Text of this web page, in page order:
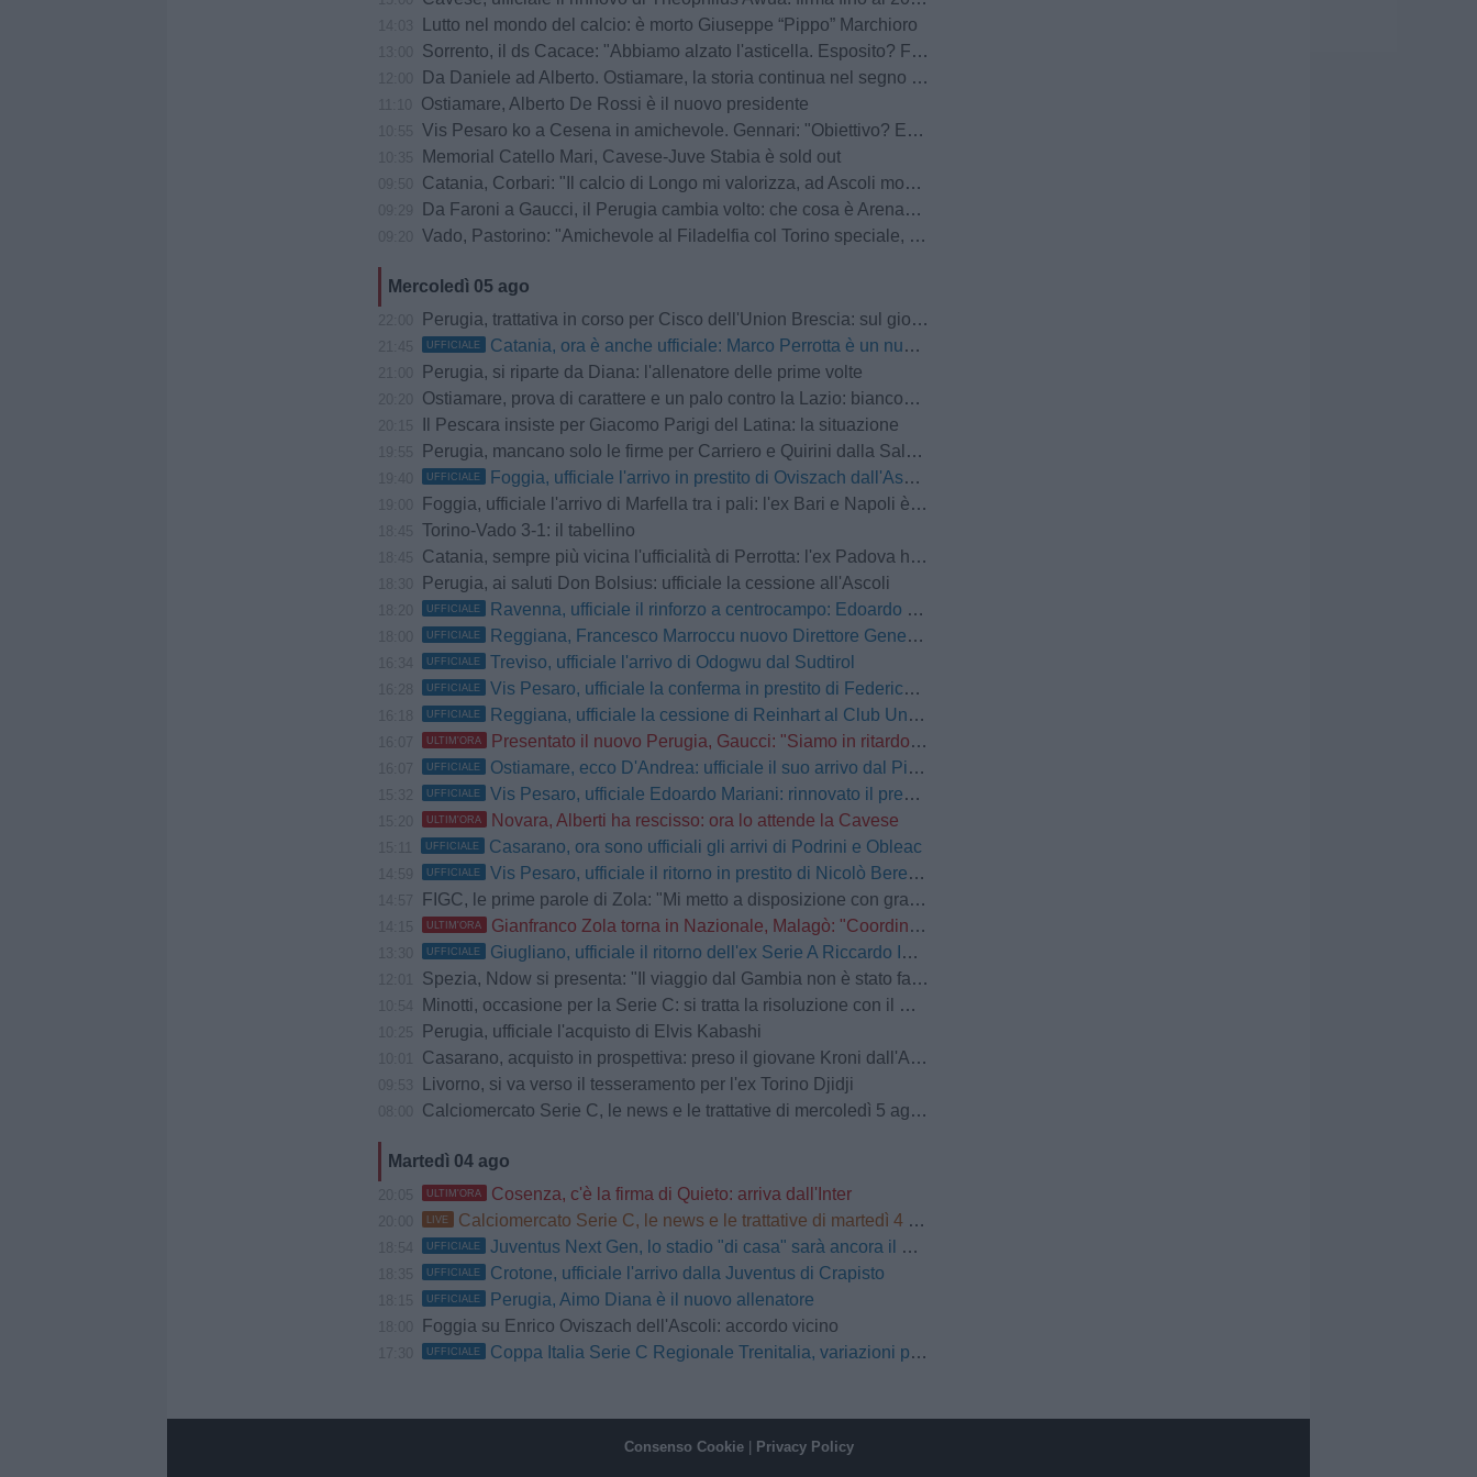
Lutto nel mondo del calcio: è morto Giuseppe “Pippo” Marchioro
Sorrento, il ds Cacace: "Abbiamo alzato l'asticella. Esposito? Farà bene anche a Bari"
Da Daniele ad Alberto. Ostiamare, la storia continua nel segno dei De Rossi
Ostiamare, Alberto De Rossi è il nuovo presidente
Vis Pesaro ko a Cesena in amichevole. Gennari: "Obiettivo? Essere pronti per il Perugia in Coppa Italia"
Memorial Catello Mari, Cavese-Juve Stabia è sold out
Catania, Corbari: "Il calcio di Longo mi valorizza, ad Ascoli momenti indescrivibili"
Da Faroni a Gaucci, il Perugia cambia volto: che cosa è ArenaCuri?
Vado, Pastorino: "Amichevole al Filadelfia col Torino speciale, noi senza paura"
Mercoledì 05 ago
Perugia, trattativa in corso per Cisco dell'Union Brescia: sul giocatore forte interesse anche della Pro Vercelli
UFFICIALE Catania, ora è anche ufficiale: Marco Perrotta è un nuovo difensore rossazzurro
Perugia, si riparte da Diana: l'allenatore delle prime volte
Ostiamare, prova di carattere e un palo contro la Lazio: biancoviola sconfitti per 4-0 nel test amichevole
Il Pescara insiste per Giacomo Parigi del Latina: la situazione
Perugia, mancano solo le firme per Carriero e Quirini dalla Salernitana
UFFICIALE Foggia, ufficiale l'arrivo in prestito di Oviszach dall'Ascoli
Foggia, ufficiale l'arrivo di Marfella tra i pali: l'ex Bari e Napoli è un nuovo portiere rossonero
Torino-Vado 3-1: il tabellino
Catania, sempre più vicina l'ufficialità di Perrotta: l'ex Padova ha raggiunto il ritiro di Norcia
Perugia, ai saluti Don Bolsius: ufficiale la cessione all'Ascoli
UFFICIALE Ravenna, ufficiale il rinforzo a centrocampo: Edoardo Duca è un nuovo giocatore giallorosso
UFFICIALE Reggiana, Francesco Marroccu nuovo Direttore Generale dell'Area Tecnica
UFFICIALE Treviso, ufficiale l'arrivo di Odogwu dal Sudtirol
UFFICIALE Vis Pesaro, ufficiale la conferma in prestito di Federico Tavernaro dal Venezia
UFFICIALE Reggiana, ufficiale la cessione di Reinhart al Club Universidad de Chile
ULTIM'ORA Presentato il nuovo Perugia, Gaucci: "Siamo in ritardo ma faremo una squadra competitiva"
UFFICIALE Ostiamare, ecco D'Andrea: ufficiale il suo arrivo dal Pineto
UFFICIALE Vis Pesaro, ufficiale Edoardo Mariani: rinnovato il prestito dal Venezia
ULTIM'ORA Novara, Alberti ha rescisso: ora lo attende la Cavese
UFFICIALE Casarano, ora sono ufficiali gli arrivi di Podrini e Obleac
UFFICIALE Vis Pesaro, ufficiale il ritorno in prestito di Nicolò Berengo dal Venezia
FIGC, le prime parole di Zola: "Mi metto a disposizione con grande senso del dovere"
ULTIM'ORA Gianfranco Zola torna in Nazionale, Malagò: "Coordinerà i progetti delle attività giovanili".
UFFICIALE Giugliano, ufficiale il ritorno dell'ex Serie A Riccardo Improta
Spezia, Ndow si presenta: "Il viaggio dal Gambia non è stato facile. Borgo? Un secondo papà"
Minotti, occasione per la Serie C: si tratta la risoluzione con il Milan Futuro
Perugia, ufficiale l'acquisto di Elvis Kabashi
Casarano, acquisto in prospettiva: preso il giovane Kroni dall'Arezzo
Livorno, si va verso il tesseramento per l'ex Torino Djidji
Calciomercato Serie C, le news e le trattative di mercoledì 5 agosto | LIVE
Martedì 04 ago
ULTIM'ORA Cosenza, c'è la firma di Quieto: arriva dall'Inter
LIVE Calciomercato Serie C, le news e le trattative di martedì 4 agosto | LIVE
UFFICIALE Juventus Next Gen, lo stadio "di casa" sarà ancora il Moccagatta
UFFICIALE Crotone, ufficiale l'arrivo dalla Juventus di Crapisto
UFFICIALE Perugia, Aimo Diana è il nuovo allenatore
Foggia su Enrico Oviszach dell'Ascoli: accordo vicino
UFFICIALE Coppa Italia Serie C Regionale Trenitalia, variazioni per 4 gare del Primo Turno
Consenso Cookie| Privacy Policy